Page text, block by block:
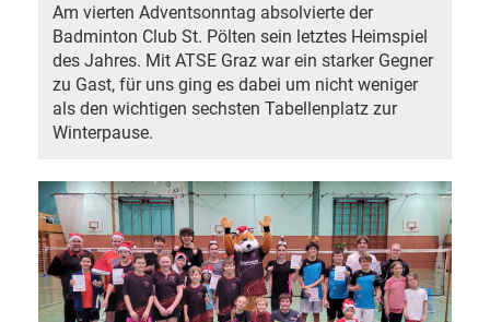
Am vierten Adventsonntag absolvierte der
Badminton Club St. Pölten sein letztes Heimspiel
des Jahres. Mit ATSE Graz war ein starker Gegner
zu Gast, für uns ging es dabei um nicht weniger
als den wichtigen sechsten Tabellenplatz zur
Winterpause.